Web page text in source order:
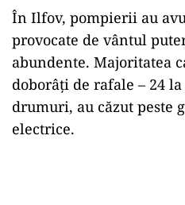
În Ilfov, pompierii au
provocate de vântul
abundente. Majoritatea
doborâți de rafale – 24
drumuri, au căzut peste
electrice.